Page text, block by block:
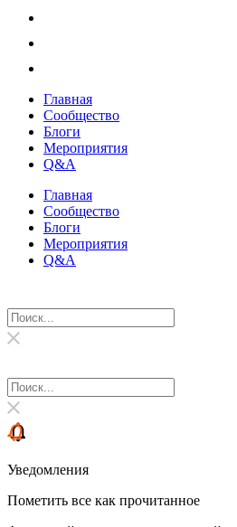
Главная
Сообщество
Блоги
Мероприятия
Q&A
Главная
Сообщество
Блоги
Мероприятия
Q&A
Уведомления
Пометить все как прочитанное